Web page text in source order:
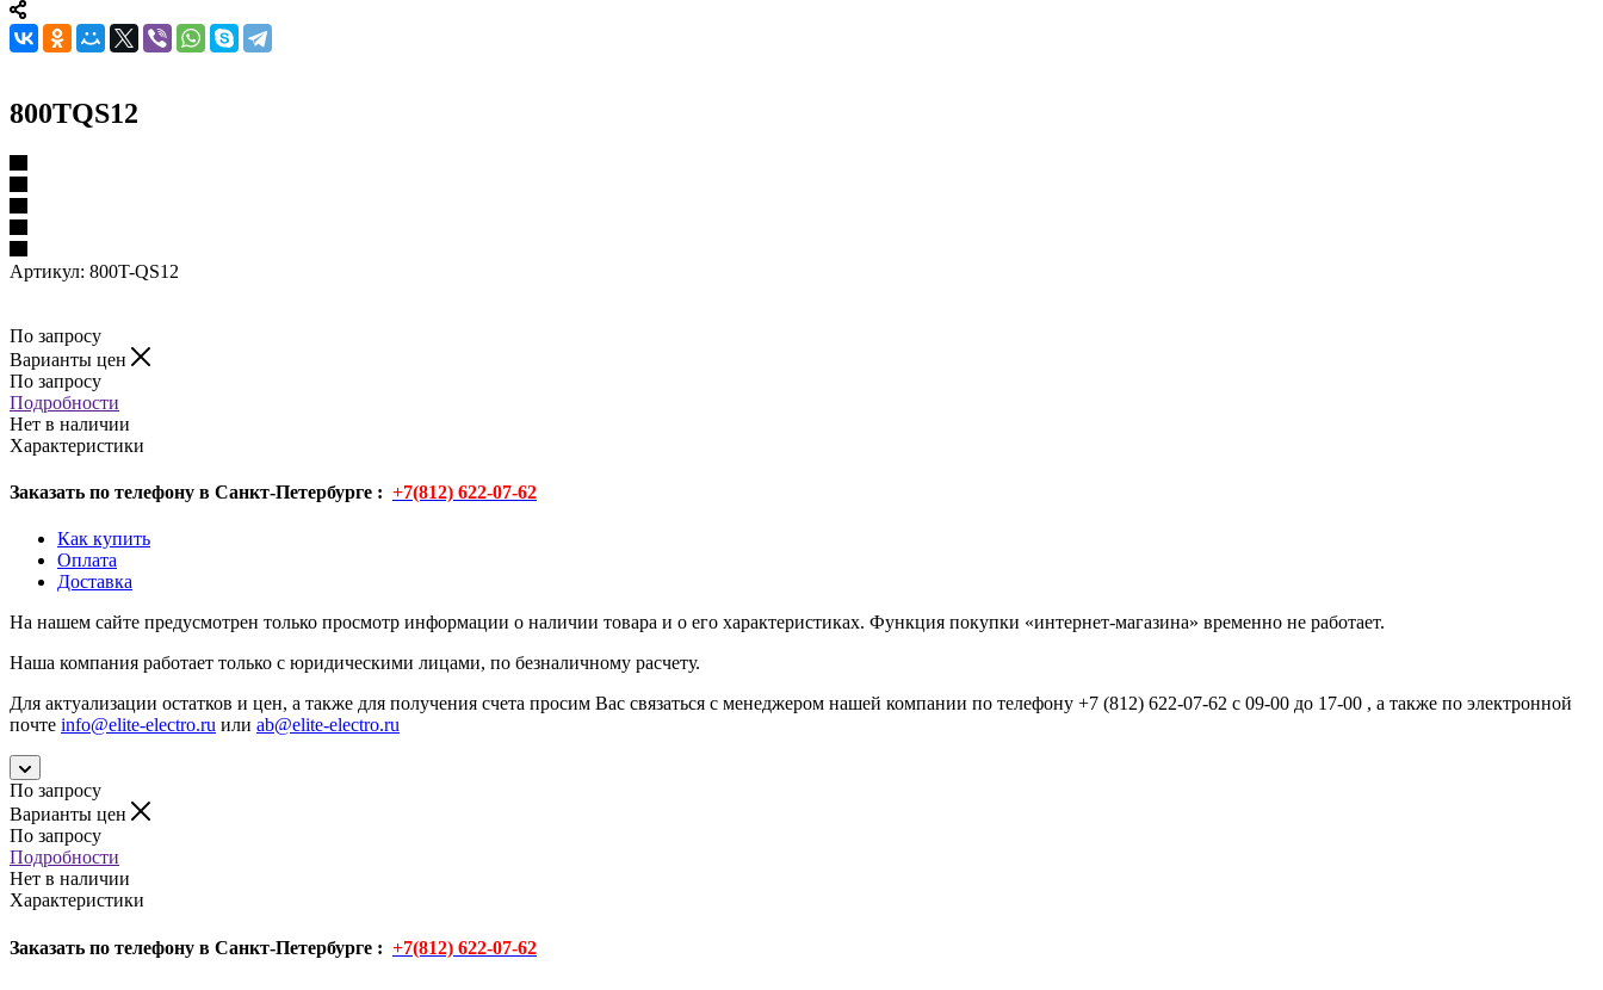
800TQS12
Артикул: 800T-QS12
По запросу
Варианты цен
По запросу
Подробности
Нет в наличии
Характеристики
Заказать по телефону в Санкт-Петербурге : +7(812) 622-07-62
Как купить
Оплата
Доставка
На нашем сайте предусмотрен только просмотр информации о наличии товара и о его характеристиках. Функция покупки «интернет-магазина» временно не работает.
Наша компания работает только с юридическими лицами, по безналичному расчету.
Для актуализации остатков и цен, а также для получения счета просим Вас связаться с менеджером нашей компании по телефону +7 (812) 622-07-62 с 09-00 до 17-00 , а также по электронной
почте info@elite-electro.ru или ab@elite-electro.ru
По запросу
Варианты цен
По запросу
Подробности
Нет в наличии
Характеристики
Заказать по телефону в Санкт-Петербурге : +7(812) 622-07-62